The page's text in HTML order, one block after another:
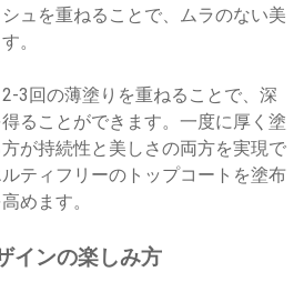
ュを重ねることで、ムラのない美
。
3回の薄塗りを重ねることで、深
ることができます。一度に厚く塗
が持続性と美しさの両方を実現で
ティフリーのトップコートを塗布
めます。
インの楽しみ方